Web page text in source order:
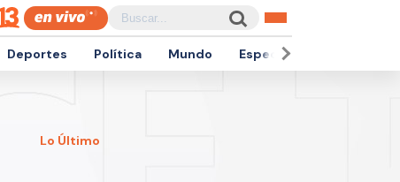
Deportes Política Mundo Espectáculos
Lo Último